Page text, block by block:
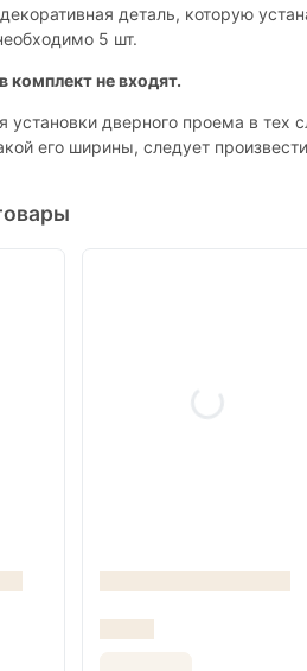
деталь, которую
5 шт.
не входят.
установки дверного проема в тех
его ширины, следует